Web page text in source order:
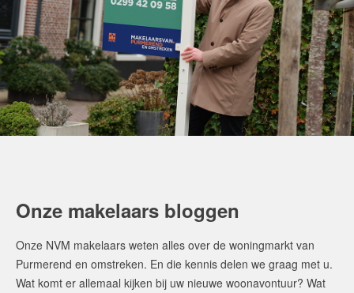
Onze makelaars bloggen
Onze NVM makelaars weten alles over de woningmarkt van
Purmerend en omstreken. En die kennis delen we graag met u.
Wat komt er allemaal kijken bij uw nieuwe woonavontuur? Wat